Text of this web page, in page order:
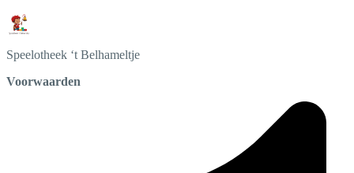
Speelotheek ‘t Belhameltje
Voorwaarden